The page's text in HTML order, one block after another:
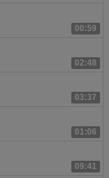
00:59
02:48
03:37
01:06
09:41